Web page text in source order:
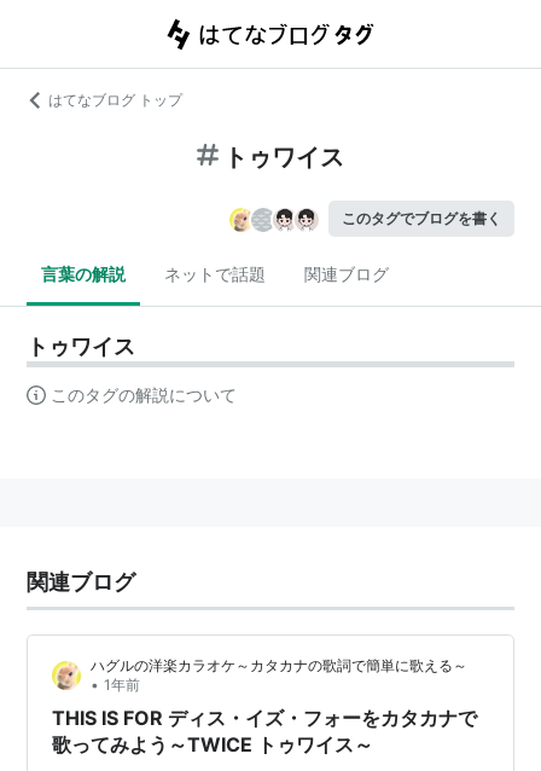
はてなブログ トップ
トゥワイス
このタグでブログを書く
言葉の解説 ネットで話題 関連ブログ
トゥワイス
このタグの解説について
関連ブログ
ハグルの洋楽カラオケ～カタカナの歌詞で簡単に歌える～
• 1年前
THIS IS FOR ディス・イズ・フォーをカタカナで
歌ってみよう～TWICE トゥワイス～